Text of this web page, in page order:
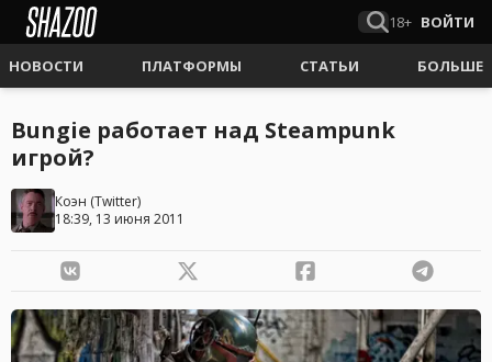
18+ ВОЙТИ
НОВОСТИ ПЛАТФОРМЫ СТАТЬИ БОЛЬШЕ
Bungie работает над Steampunk
игрой?
Коэн (Twitter)
18:39, 13 июня 2011